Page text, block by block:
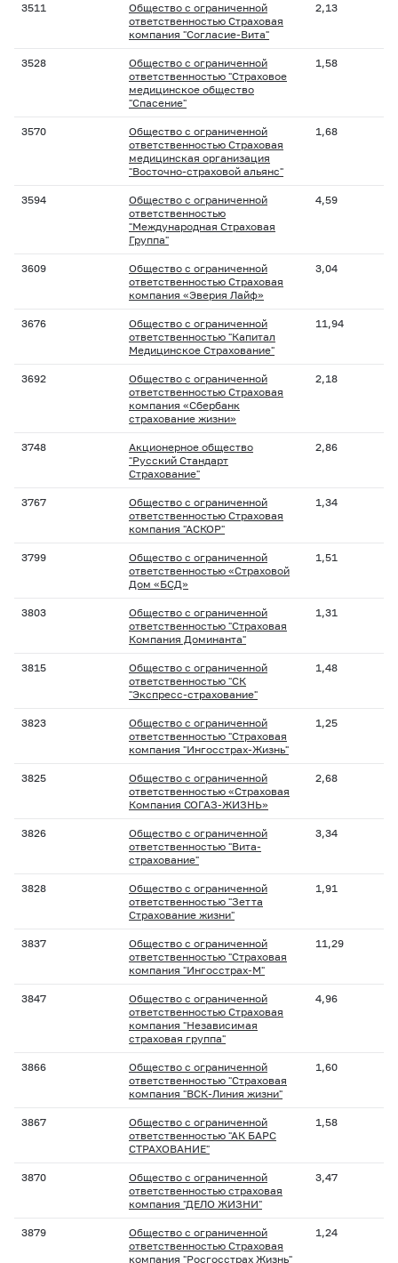
3511
Общество с ограниченной
ответственностью Страховая
компания "Согласие-Вита"
2,13
3528
Общество с ограниченной
ответственностью "Страховое
медицинское общество
"Спасение"
1,58
3570
Общество с ограниченной
ответственностью Страховая
медицинская организация
"Восточно-страховой альянс"
1,68
3594
Общество с ограниченной
ответственностью
"Международная Страховая
Группа"
4,59
3609
Общество с ограниченной
ответственностью Страховая
компания «Эверия Лайф»
3,04
3676
Общество с ограниченной
ответственностью "Капитал
Медицинское Страхование"
11,94
3692
Общество с ограниченной
ответственностью Страховая
компания «Сбербанк
страхование жизни»
2,18
3748
Акционерное общество
"Русский Стандарт
Страхование"
2,86
3767
Общество с ограниченной
ответственностью Страховая
компания "АСКОР"
1,34
3799
Общество с ограниченной
ответственностью «Страховой
Дом «БСД»
1,51
3803
Общество с ограниченной
ответственностью "Страховая
Компания Доминанта"
1,31
3815
Общество с ограниченной
ответственностью "СК
"Экспресс-страхование"
1,48
3823
Общество с ограниченной
ответственностью "Страховая
компания "Ингосстрах-Жизнь"
1,25
3825
Общество с ограниченной
ответственностью «Страховая
Компания СОГАЗ-ЖИЗНЬ»
2,68
3826
Общество с ограниченной
ответственностью "Вита-
страхование"
3,34
3828
Общество с ограниченной
ответственностью "Зетта
Страхование жизни"
1,91
3837
Общество с ограниченной
ответственностью "Страховая
компания "Ингосстрах-М"
11,29
3847
Общество с ограниченной
ответственностью Страховая
компания "Независимая
страховая группа"
4,96
3866
Общество с ограниченной
ответственностью "Страховая
компания "ВСК-Линия жизни"
1,60
3867
Общество с ограниченной
ответственностью "АК БАРС
СТРАХОВАНИЕ"
1,58
3870
Общество с ограниченной
ответственностью страховая
компания "ДЕЛО ЖИЗНИ"
3,47
3879
Общество с ограниченной
ответственностью Страховая
компания "Росгосстрах Жизнь"
1,24